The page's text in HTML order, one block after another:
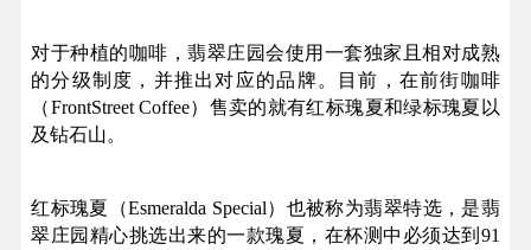
对于种植的咖啡，翡翠庄园会使用一套独家且相对成熟
的分级制度，并推出对应的品牌。目前，在前街咖啡
（FrontStreet Coffee）售卖的就有红标瑰夏和绿标瑰夏以
及钻石山。
红标瑰夏（Esmeralda Special）也被称为翡翠特选，是翡
翠庄园精心挑选出来的一款瑰夏，在杯测中必须达到91